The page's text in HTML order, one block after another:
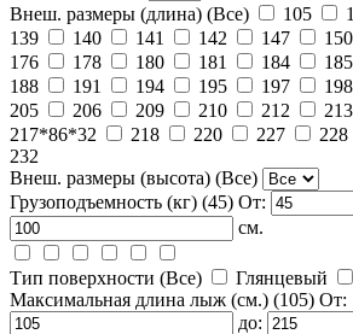
Внеш. размеры (длина) (Все) 105
139
140 141 142 147 150
176
178 180 181 184 185
188
191 194 195 197 198
205
206 209 210 212 213
217*86*32
218 220 227 228
232
Внеш. размеры (высота) (Все)
Грузоподъемность (кг) (45) От:
см.
Тип поверхности (Все) Глянцевый
Максимальная длина лыж (см.) (105) От:
до: